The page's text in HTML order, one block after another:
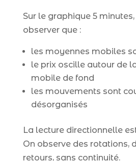
Sur le graphique 5
observer que :
les moyennes mobiles
le prix oscille autour de
mobile de fond
les mouvements sont
désorganisés
La lecture directionnelle
On observe des rotations,
retours, sans continuité.